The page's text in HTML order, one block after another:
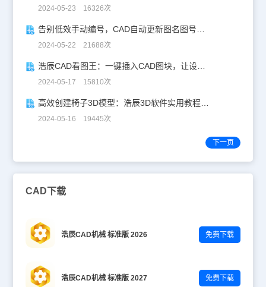
2024-05-23 16326次
告别低效手动编号，CAD自动更新图名图号轻松搞定！
2024-05-22 21688次
浩辰CAD看图王：一键插入CAD图块，让设计更高效！
2024-05-17 15810次
高效创建椅子3D模型：浩辰3D软件实用教程分享！
2024-05-16 19445次
下一页
CAD下载
浩辰CAD机械 标准版 2026 免费下载
浩辰CAD机械 标准版 2027 免费下载